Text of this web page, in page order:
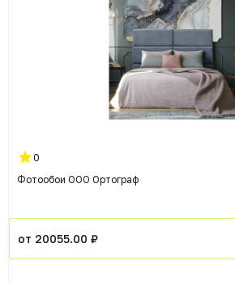
0
Фотообои ООО Ортограф
от 20055.00 ₽